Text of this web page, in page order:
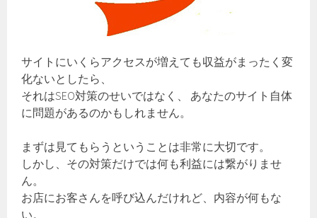
サイトにいくらアクセスが増えても収益がまったく変
化ないとしたら、
それはSEO対策のせいではなく、 あなたのサイト自体
に問題があるのかもしれません。
まずは見てもらうということは非常に大切です。
しかし、その対策だけでは何も利益には繋がりませ
ん。
お店にお客さんを呼び込んだけれど、内容が何もな
い。